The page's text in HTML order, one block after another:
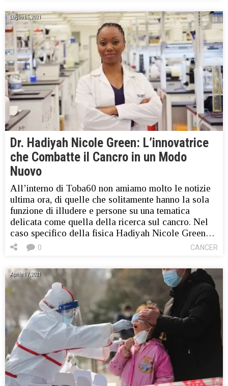
Luglio 15, 2021
Dr. Hadiyah Nicole Green: L’innovatrice
che Combatte il Cancro in un Modo
Nuovo
All’interno di Toba60 non amiamo molto le notizie
ultima ora, di quelle che solitamente hanno la sola
funzione di illudere e persone su una tematica
delicata come quella della ricerca sul cancro. Nel
caso specifico della fisica Hadiyah Nicole Green…
CANCER
0
Aprile 17, 2021